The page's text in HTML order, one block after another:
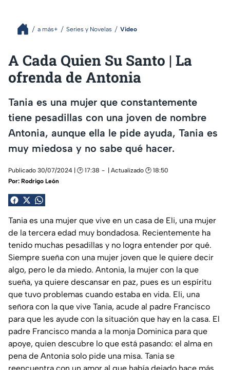
a más+ Series y Novelas Video
A Cada Quien Su Santo | La
ofrenda de Antonia
Tania es una mujer que constantemente
tiene pesadillas con una joven de nombre
Antonia, aunque ella le pide ayuda, Tania es
muy miedosa y no sabe qué hacer.
Publicado 30/07/2024 | 🕑 17:38
| Actualizado 🕑 18:50
Por: Rodrigo León
Tania es una mujer que vive en un casa de Eli, una mujer
de la tercera edad muy bondadosa. Recientemente ha
tenido muchas pesadillas y no logra entender por qué.
Siempre sueña con una mujer joven que le quiere decir
algo, pero le da miedo. Antonia, la mujer con la que
sueña, ya quiere descansar en paz, pues es un espíritu
que tuvo problemas cuando estaba en vida. Eli, una
señora con la que vive Tania, acude al padre Francisco
para que les ayude con la situación que hay en la casa. El
padre Francisco manda a la monja Dominica para que
apoye, quien descubre lo que está pasando: el alma en
pena de Antonia solo pide una misa. Tania se
reencuentra con un amor al que había dejado hace más